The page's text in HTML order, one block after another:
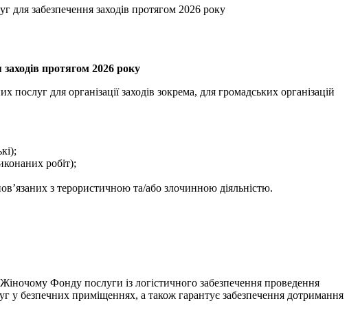
для забезпечення заходів протягом 2026 року
протягом 2026 року
для організації заходів зокрема, для громадських організацій
робіт);
з терористичною та/або злочинною діяльністю.
Фонду послуги із логістичного забезпечення проведення
у безпечних приміщеннях, а також гарантує забезпечення дотримання